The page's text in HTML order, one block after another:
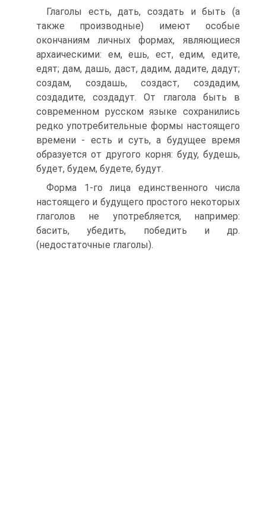
Глаголы есть, дать, создать и быть (а
также производные) имеют особые
окончаниям личных формах, являющиеся
архаическими: ем, ешь, ест, едим, едите,
едят; дам, дашь, даст, дадим, дадите, дадут;
создам, создашь, создаст, создадим,
создадите, создадут. От глагола быть в
современном русском языке сохранились
редко употребительные формы настоящего
времени - есть и суть, а будущее время
образуется от другого корня: буду, будешь,
будет, будем, будете, будут.
Форма 1-го лица единственного числа
настоящего и будущего простого некоторых
глаголов не употребляется, например:
басить, убедить, победить и др.
(недостаточные глаголы).